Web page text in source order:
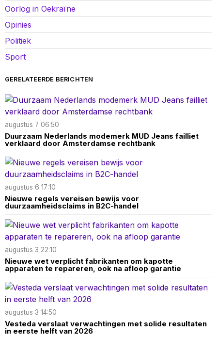
Oorlog in Oekraïne
Opinies
Politiek
Sport
GERELATEERDE BERICHTEN
augustus 7 06:50
Duurzaam Nederlands modemerk MUD Jeans failliet
verklaard door Amsterdamse rechtbank
augustus 6 17:10
Nieuwe regels vereisen bewijs voor
duurzaamheidsclaims in B2C-handel
augustus 3 22:10
Nieuwe wet verplicht fabrikanten om kapotte
apparaten te repareren, ook na afloop garantie
augustus 3 14:50
Vesteda verslaat verwachtingen met solide resultaten
in eerste helft van 2026